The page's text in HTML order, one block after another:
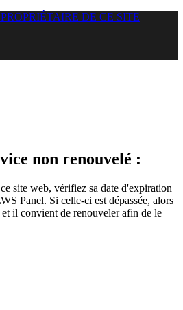
DE CE SITE
non renouvelé :
site web, vérifiez sa date d'expiration
Panel. Si celle-ci est dépassée, alors
il convient de renouveler afin de le